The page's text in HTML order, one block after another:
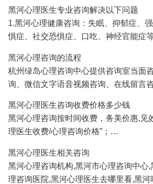
和大量成功案例,是您寻找黑河心理医生
询医院/心理咨询机构的理想选择！
黑河心理医生专业咨询解决以下问题
1.黑河心理健康咨询：失眠、抑郁症、
惧症、社交恐惧症、口吃、神经官能症
人、挽救婚姻、感情修复、情感咨询等;
3.黑河青少年心理咨询：孩子厌学、沉
恋、学习压力、考试焦虑、交往障碍、
4.黑河职场心理咨询：人际关系、职场
绪调节、心理辅导等；
5.黑河性心理咨询：青春期性教育、性心
黑河心理咨询的流程
杭州绿岛心理咨询中心提供咨询室当面
询、微信文字语音视频咨询、在线留言
便地得到心理医生专家专业有效的心理咨
正式系统的心理咨询服务需要提前预约,
心理咨询流程"；
黑河心理医生咨询收费价格多少钱
黑河心理咨询按时间收费，务美价惠,见
理医生收费/心理咨询价格”；
86433196 13306538268
黑河心理医生相关咨询
黑河心理咨询机构,黑河市心理咨询中心
理咨询医院,黑河心理医生去哪里看,黑河